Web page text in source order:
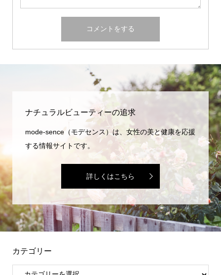
ナチュラルビューティーの追求
mode-sence（モデセンス）は、女性の美と健康を応援
する情報サイトです。
詳しくはこちら
カテゴリー